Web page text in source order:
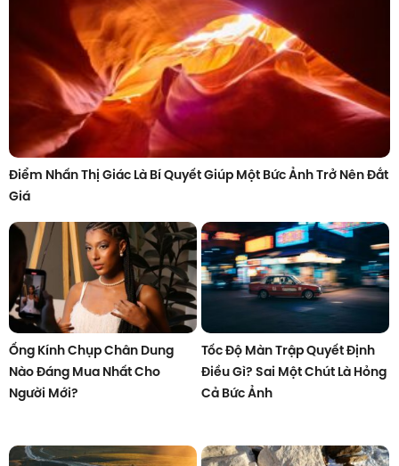
Điểm Nhấn Thị Giác Là Bí Quyết Giúp Một Bức Ảnh Trở Nên Đắt
Giá
Ống Kính Chụp Chân Dung
Nào Đáng Mua Nhất Cho
Người Mới?
Tốc Độ Màn Trập Quyết Định
Điều Gì? Sai Một Chút Là Hỏng
Cả Bức Ảnh